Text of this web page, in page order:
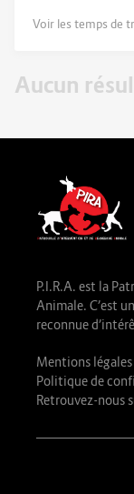
Voir les temps de
Aucun
P.I.R.A. est la
Animale. C’est
reconnue
Mentions légales
Politique de
Retrouvez-nous